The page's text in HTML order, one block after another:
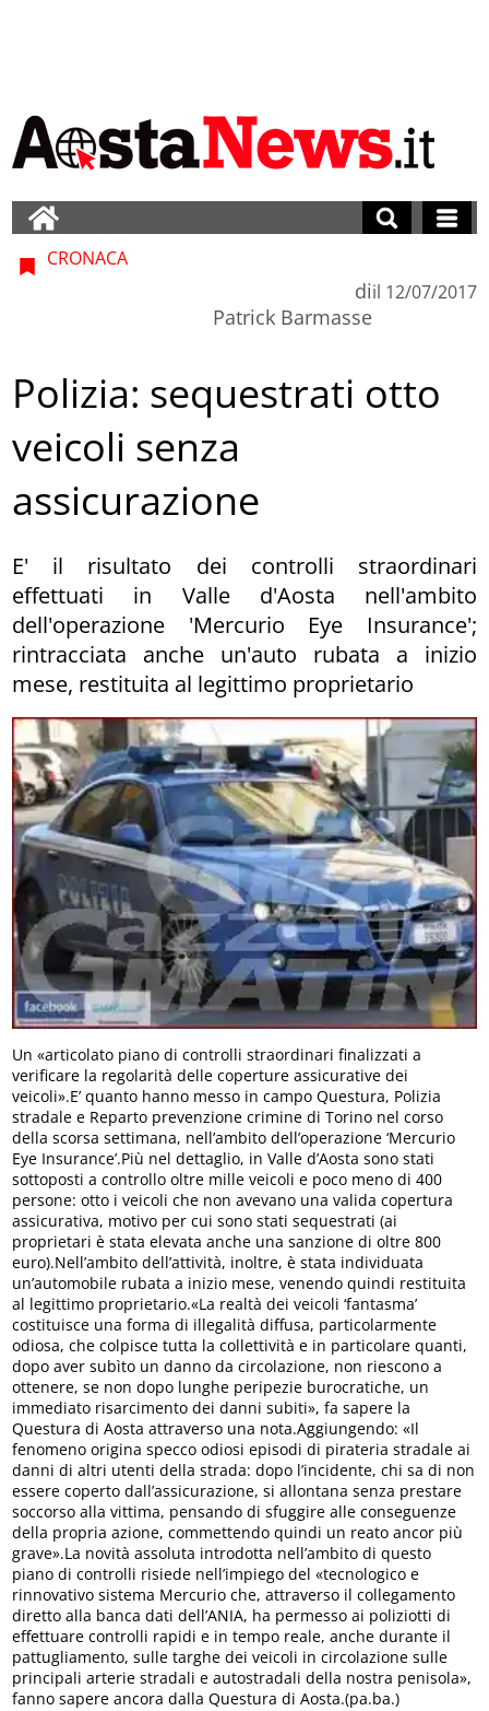
CRONACA
di
Patrick Barmasse
il 12/07/2017
Polizia: sequestrati otto
veicoli senza
assicurazione
E' il risultato dei controlli straordinari
effettuati in Valle d'Aosta nell'ambito
dell'operazione 'Mercurio Eye Insurance';
rintracciata anche un'auto rubata a inizio
mese, restituita al legittimo proprietario
Un «articolato piano di controlli straordinari finalizzati a
verificare la regolarità delle coperture assicurative dei
veicoli».E’ quanto hanno messo in campo Questura, Polizia
stradale e Reparto prevenzione crimine di Torino nel corso
della scorsa settimana, nell’ambito dell’operazione ‘Mercurio
Eye Insurance’.Più nel dettaglio, in Valle d’Aosta sono stati
sottoposti a controllo oltre mille veicoli e poco meno di 400
persone: otto i veicoli che non avevano una valida copertura
assicurativa, motivo per cui sono stati sequestrati (ai
proprietari è stata elevata anche una sanzione di oltre 800
euro).Nell’ambito dell’attività, inoltre, è stata individuata
un’automobile rubata a inizio mese, venendo quindi restituita
al legittimo proprietario.«La realtà dei veicoli ‘fantasma’
costituisce una forma di illegalità diffusa, particolarmente
odiosa, che colpisce tutta la collettività e in particolare quanti,
dopo aver subìto un danno da circolazione, non riescono a
ottenere, se non dopo lunghe peripezie burocratiche, un
immediato risarcimento dei danni subiti», fa sapere la
Questura di Aosta attraverso una nota.Aggiungendo: «Il
fenomeno origina specco odiosi episodi di pirateria stradale ai
danni di altri utenti della strada: dopo l’incidente, chi sa di non
essere coperto dall’assicurazione, si allontana senza prestare
soccorso alla vittima, pensando di sfuggire alle conseguenze
della propria azione, commettendo quindi un reato ancor più
grave».La novità assoluta introdotta nell’ambito di questo
piano di controlli risiede nell’impiego del «tecnologico e
rinnovativo sistema Mercurio che, attraverso il collegamento
diretto alla banca dati dell’ANIA, ha permesso ai poliziotti di
effettuare controlli rapidi e in tempo reale, anche durante il
pattugliamento, sulle targhe dei veicoli in circolazione sulle
principali arterie stradali e autostradali della nostra penisola»,
fanno sapere ancora dalla Questura di Aosta.(pa.ba.)